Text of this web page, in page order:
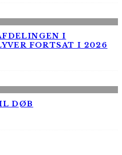
I
FORTSAT I 2026
DØB